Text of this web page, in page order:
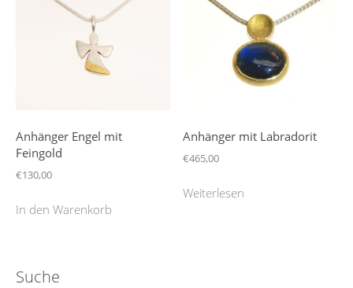
Anhänger Engel mit
Feingold
€130,00
In den Warenkorb
Anhänger mit Labradorit
€465,00
Weiterlesen
Suche